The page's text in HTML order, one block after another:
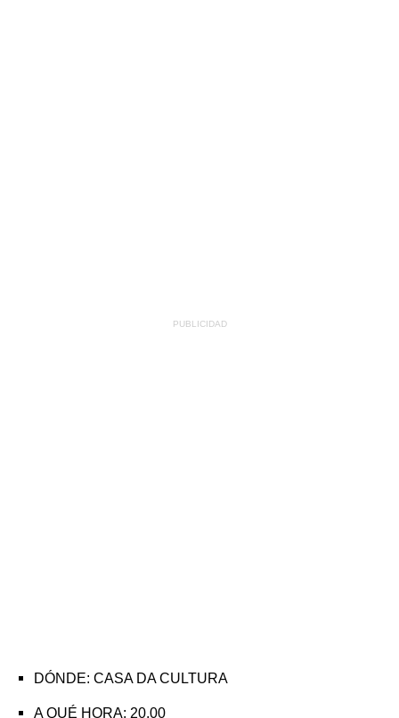
DÓNDE: CASA DA CULTURA
A QUÉ HORA: 20.00